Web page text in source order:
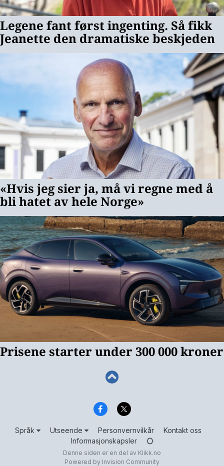
Språk Utseende Personvernvilkår
Kontakt oss
Informasjonskapsler
Denne siden er en del av Klikk.no
Powered by Invision Community